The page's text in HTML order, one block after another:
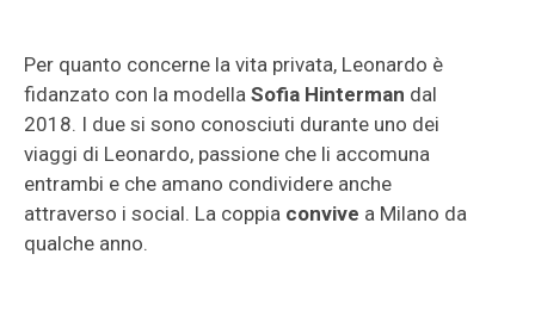
Per quanto concerne la vita privata, Leonardo è
fidanzato con la modella Sofia Hinterman dal
2018. I due si sono conosciuti durante uno dei
viaggi di Leonardo, passione che li accomuna
entrambi e che amano condividere anche
attraverso i social. La coppia convive a Milano da
qualche anno.